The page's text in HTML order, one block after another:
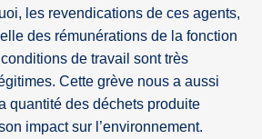
les revendications de ces agents,
des rémunérations de la fonction
de travail sont très
Cette grève nous a aussi
quantité des déchets produite
impact sur l’environnement.